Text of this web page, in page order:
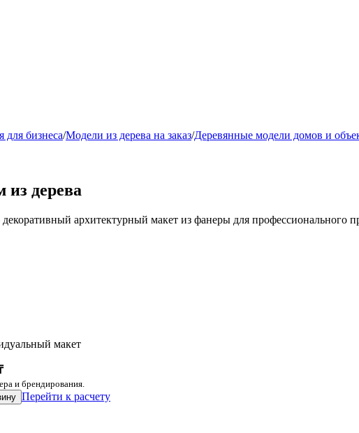
для бизнеса/Модели из дерева на заказ/Деревянные модели домов и
из дерева
архитектурный макет из фанеры для
макет
и брендирования.
Перейти к расчету